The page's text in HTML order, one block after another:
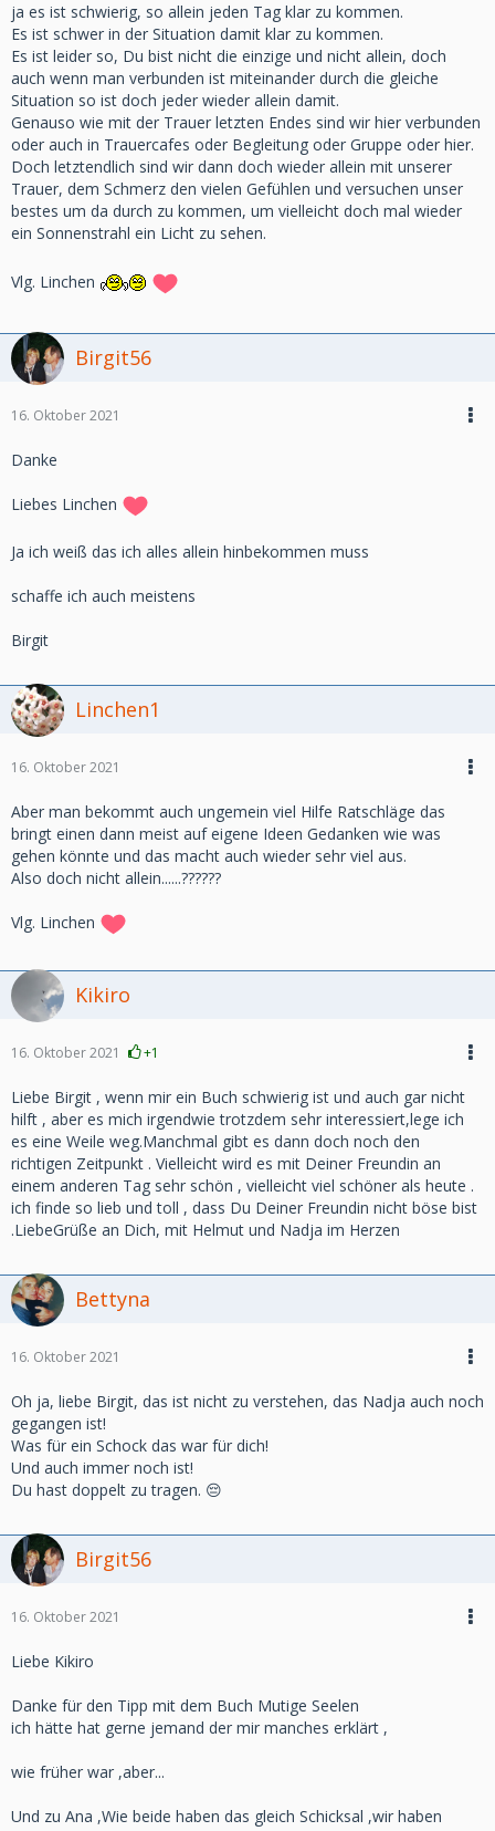
ja es ist schwierig, so allein jeden Tag klar zu kommen.
Es ist schwer in der Situation damit klar zu kommen.
Es ist leider so, Du bist nicht die einzige und nicht allein, doch
auch wenn man verbunden ist miteinander durch die gleiche
Situation so ist doch jeder wieder allein damit.
Genauso wie mit der Trauer letzten Endes sind wir hier verbunden
oder auch in Trauercafes oder Begleitung oder Gruppe oder hier.
Doch letztendlich sind wir dann doch wieder allein mit unserer
Trauer, dem Schmerz den vielen Gefühlen und versuchen unser
bestes um da durch zu kommen, um vielleicht doch mal wieder
ein Sonnenstrahl ein Licht zu sehen.
Vlg. Linchen
Birgit56
16. Oktober 2021
Danke
Liebes Linchen
Ja ich weiß das ich alles allein hinbekommen muss
schaffe ich auch meistens
Birgit
Linchen1
16. Oktober 2021
Aber man bekommt auch ungemein viel Hilfe Ratschläge das
bringt einen dann meist auf eigene Ideen Gedanken wie was
gehen könnte und das macht auch wieder sehr viel aus.
Also doch nicht allein......??????
Vlg. Linchen
Kikiro
16. Oktober 2021 +1
Liebe Birgit , wenn mir ein Buch schwierig ist und auch gar nicht
hilft , aber es mich irgendwie trotzdem sehr interessiert,lege ich
es eine Weile weg.Manchmal gibt es dann doch noch den
richtigen Zeitpunkt . Vielleicht wird es mit Deiner Freundin an
einem anderen Tag sehr schön , vielleicht viel schöner als heute .
ich finde so lieb und toll , dass Du Deiner Freundin nicht böse bist
.LiebeGrüße an Dich, mit Helmut und Nadja im Herzen
Bettyna
16. Oktober 2021
Oh ja, liebe Birgit, das ist nicht zu verstehen, das Nadja auch noch
gegangen ist!
Was für ein Schock das war für dich!
Und auch immer noch ist!
Du hast doppelt zu tragen. 😔
Birgit56
16. Oktober 2021
Liebe Kikiro
Danke für den Tipp mit dem Buch Mutige Seelen
ich hätte hat gerne jemand der mir manches erklärt ,
wie früher war ,aber...
Und zu Ana ,Wie beide haben das gleich Schicksal ,wir haben